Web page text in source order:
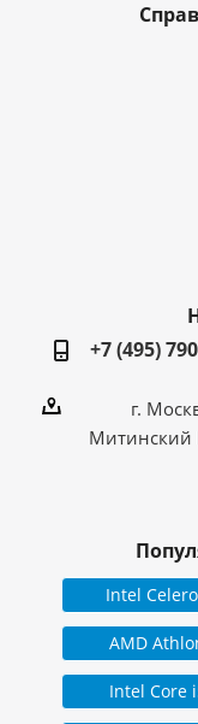
+7 (495)
г.
Митинский
Intel
AMD
Intel Core